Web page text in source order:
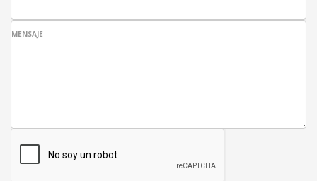
MENSAJE